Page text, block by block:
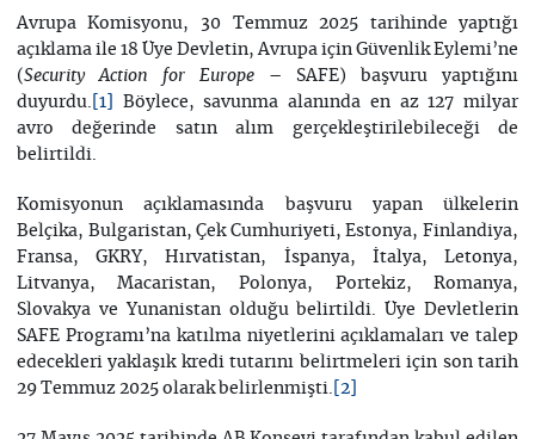
Avrupa Komisyonu, 30 Temmuz 2025 tarihinde yaptığı
açıklama ile 18 Üye Devletin, Avrupa için Güvenlik Eylemi’ne
(Security Action for Europe – SAFE) başvuru yaptığını
duyurdu. [1]
Böylece, savunma alanında en az 127 milyar
avro değerinde satın alım gerçekleştirilebileceği de
belirtildi.
Komisyonun açıklamasında başvuru yapan ülkelerin
Belçika, Bulgaristan, Çek Cumhuriyeti, Estonya, Finlandiya,
Fransa, GKRY, Hırvatistan, İspanya, İtalya, Letonya,
Litvanya, Macaristan, Polonya, Portekiz, Romanya,
Slovakya ve Yunanistan olduğu belirtildi. Üye Devletlerin
SAFE Programı’na katılma niyetlerini açıklamaları ve talep
edecekleri yaklaşık kredi tutarını belirtmeleri için son tarih
29 Temmuz 2025 olarak belirlenmişti. [2]